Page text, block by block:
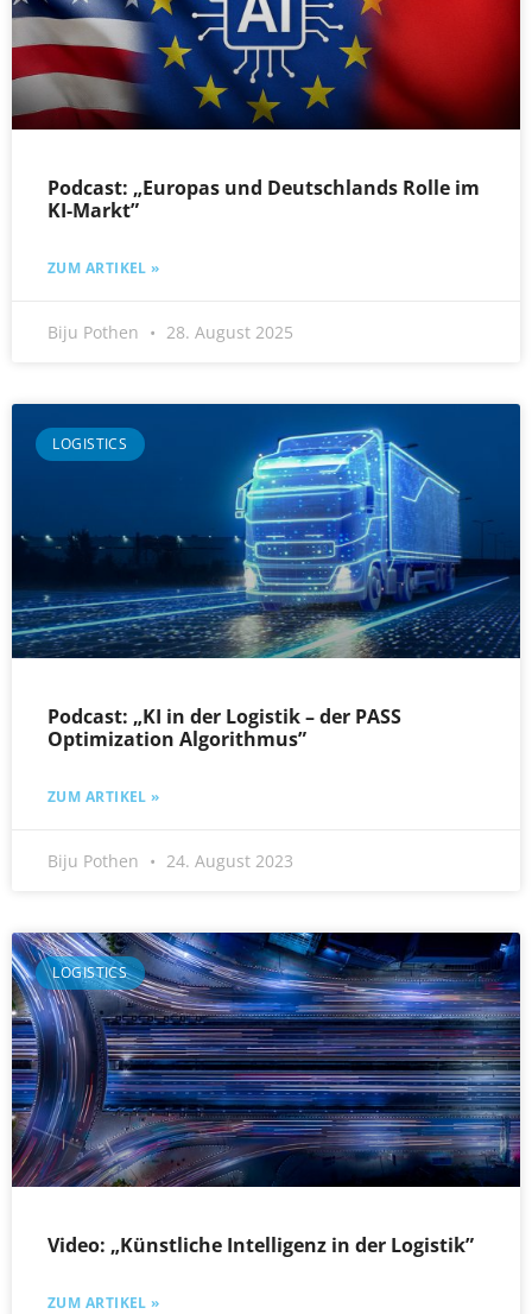
Podcast: „Europas und Deutschlands Rolle im
KI-Markt”
ZUM ARTIKEL »
Biju Pothen 28. August 2025
LOGISTICS
Podcast: „KI in der Logistik – der PASS
Optimization Algorithmus”
ZUM ARTIKEL »
Biju Pothen 24. August 2023
LOGISTICS
Video: „Künstliche Intelligenz in der Logistik”
ZUM ARTIKEL »